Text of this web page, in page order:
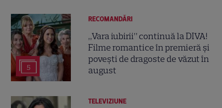
5
RECOMANDĂRI
„Vara iubirii” continuă la DIVA!
Filme romantice în premieră și
povești de dragoste de văzut în
august
TELEVIZIUNE